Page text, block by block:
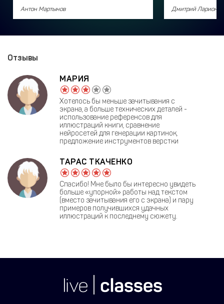
Антон Мартынов Дмитрий Ларионов
Отзывы
МАРИЯ
Хотелось бы меньше зачитывания с
экрана, а больше технических деталей -
использование референсов для
иллюстраций книги, сравнение
нейросетей для генерации картинок,
предложение инструментов верстки
ТАРАС ТКАЧЕНКО
Спасибо! Мне было бы интересно увидеть
больше «упорной» работы над текстом
(вместо зачитывания его с экрана) и пару
примеров получившихся удачных
иллюстраций к последнему сюжету.